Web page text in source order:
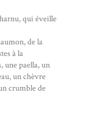
qui éveille
de la
à la
une paella, un
un chèvre
crumble de